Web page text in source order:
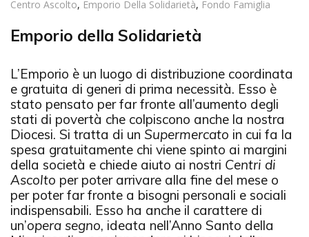
Centro Ascolto, Emporio Della Solidarietà, Fondo Famiglia
Emporio della Solidarietà
L’Emporio è un luogo di distribuzione coordinata
e gratuita di generi di prima necessità. Esso è
stato pensato per far fronte all’aumento degli
stati di povertà che colpiscono anche la nostra
Diocesi. Si tratta di un Supermercato in cui fa la
spesa gratuitamente chi viene spinto ai margini
della società e chiede aiuto ai nostri Centri di
Ascolto per poter arrivare alla fine del mese o
per poter far fronte a bisogni personali e sociali
indispensabili. Esso ha anche il carattere di
un’opera segno, ideata nell’Anno Santo della